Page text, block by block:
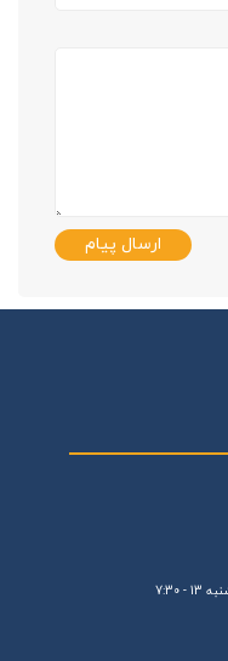
ارسال پیام